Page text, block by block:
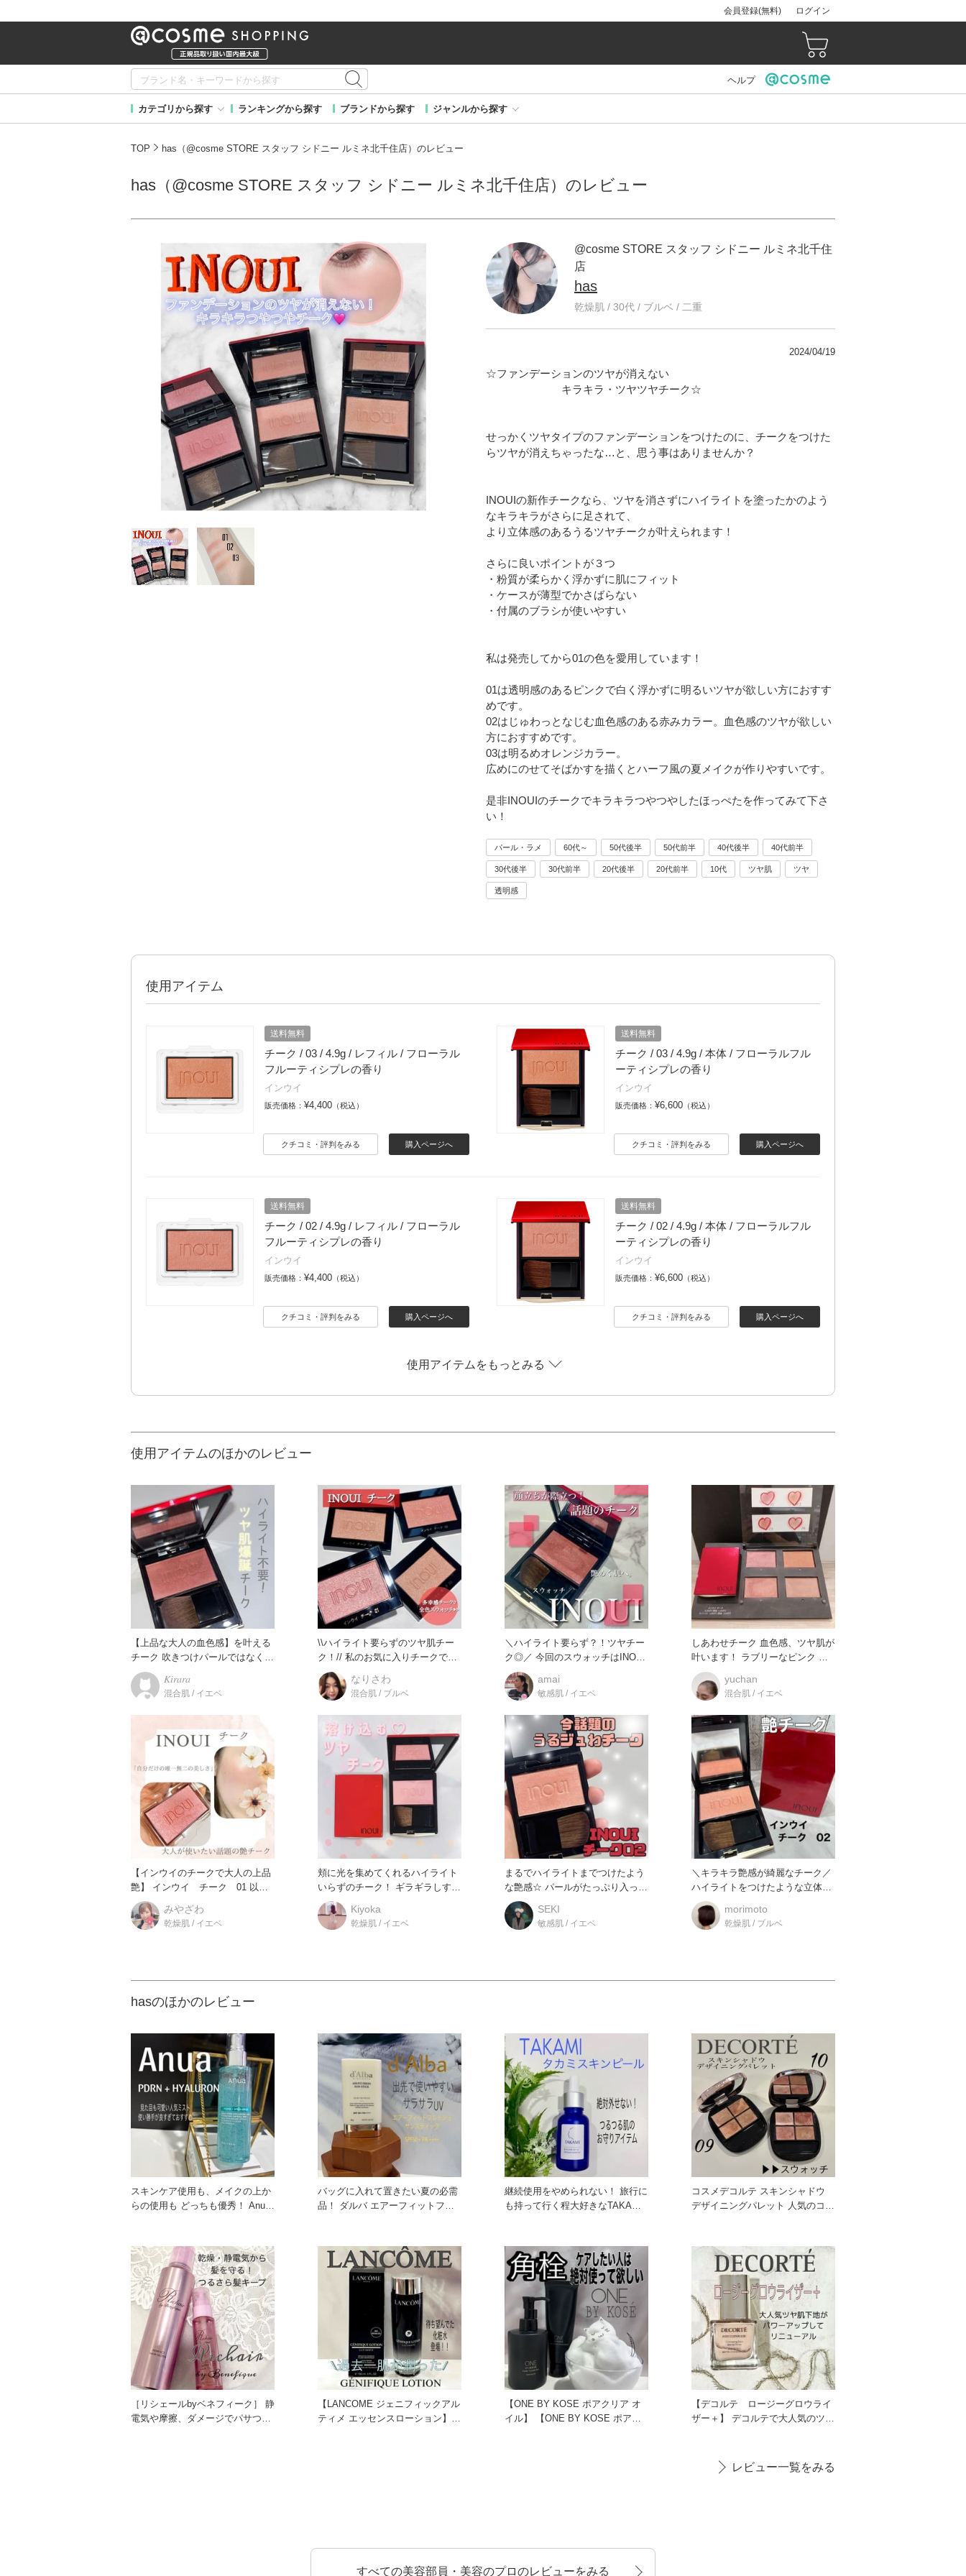
会員登録(無料) ログイン
ヘルプ
カテゴリから探す ランキングから探す ブランドから探す ジャンルから探す
TOP has（@cosme STORE スタッフ シドニー ルミネ北千住店）のレビュー
has（@cosme STORE スタッフ シドニー ルミネ北千住店）のレビュー
@cosme STORE スタッフ シドニー ルミネ北千住
店
has
乾燥肌 / 30代 / ブルベ / 二重
2024/04/19
☆ファンデーションのツヤが消えない
キラキラ・ツヤツヤチーク☆
せっかくツヤタイプのファンデーションをつけたのに、チークをつけた
らツヤが消えちゃったな…と、思う事はありませんか？
INOUIの新作チークなら、ツヤを消さずにハイライトを塗ったかのよう
なキラキラがさらに足されて、
より立体感のあるうるツヤチークが叶えられます！
さらに良いポイントが３つ
・粉質が柔らかく浮かずに肌にフィット
・ケースが薄型でかさばらない
・付属のブラシが使いやすい
私は発売してから01の色を愛用しています！
01は透明感のあるピンクで白く浮かずに明るいツヤが欲しい方におすす
めです。
02はじゅわっとなじむ血色感のある赤みカラー。血色感のツヤが欲しい
方におすすめです。
03は明るめオレンジカラー。
広めにのせてそばかすを描くとハーフ風の夏メイクが作りやすいです。
是非INOUIのチークでキラキラつやつやしたほっぺたを作ってみて下さ
い！
パール・ラメ 60代～ 50代後半 50代前半 40代後半 40代前半
30代後半 30代前半 20代後半 20代前半 10代 ツヤ肌 ツヤ
透明感
使用アイテム
送料無料
チーク / 03 / 4.9g / レフィル / フローラル
フルーティシプレの香り
インウイ
販売価格： ¥4,400 （税込）
購入ページへ
クチコミ・評判をみる
送料無料
チーク / 03 / 4.9g / 本体 / フローラルフル
ーティシプレの香り
インウイ
販売価格： ¥6,600 （税込）
購入ページへ
クチコミ・評判をみる
送料無料
チーク / 02 / 4.9g / レフィル / フローラル
フルーティシプレの香り
インウイ
販売価格： ¥4,400 （税込）
購入ページへ
クチコミ・評判をみる
送料無料
チーク / 02 / 4.9g / 本体 / フローラルフル
ーティシプレの香り
インウイ
販売価格： ¥6,600 （税込）
購入ページへ
クチコミ・評判をみる
使用アイテムをもっとみる
使用アイテムのほかのレビュー
【上品な大人の血色感】を叶える
チーク 吹きつけパールではなく、
しっかりとパールが練り込まれ
𝐾𝑖𝑟𝑎𝑟𝑎
混合肌 / イエベ
\\ハイライト要らずのツヤ肌チー
ク！// 私のお気に入りチークで、
推しカラーは01！ で
なりさわ
混合肌 / ブルベ
＼ハイライト要らず？！ツヤチー
ク◎／ 今回のスウォッチはINOUI
のチーク！ ハイライト
amai
敏感肌 / イエベ
しあわせチーク 血色感、ツヤ肌が
叶います！ ラブリーなピンク 華
やかなレッド ビタミンカラ
yuchan
混合肌 / イエベ
【インウイのチークで大人の上品
艶】 インウイ チーク 01 以前
から気になっていたイ
みやざわ
乾燥肌 / イエベ
頬に光を集めてくれるハイライト
いらずのチーク！ ギラギラしすぎ
ない上品なツヤが肌に立体感を
Kiyoka
乾燥肌 / イエベ
まるでハイライトまでつけたよう
な艶感☆ パールがたっぷり入って
いるから頬に光を集めてくれち
SEKI
敏感肌 / イエベ
＼キラキラ艶感が綺麗なチーク／
ハイライトをつけたような立体感
を引き出してくれるチークで
morimoto
乾燥肌 / ブルベ
hasのほかのレビュー
スキンケア使用も、メイクの上か
らの使用も どっちも優秀！ Anua
バッグに入れて置きたい夏の必需
品！ ダルバ エアーフィットフレ
継続使用をやめられない！ 旅行に
も持って行く程大好きなTAKAMI
コスメデコルテ スキンシャドウ
デザイニングパレット 人気のコス
［リシェールbyベネフィーク］ 静
電気や摩擦、ダメージでパサつく
【LANCOME ジェニフィックアル
ティメ エッセンスローション】
【ONE BY KOSE ポアクリア オ
イル】 【ONE BY KOSE ポアク
【デコルテ ロージーグロウライ
ザー＋】 デコルテで大人気のツヤ
レビュー一覧をみる
すべての美容部員・美容のプロのレビューをみる